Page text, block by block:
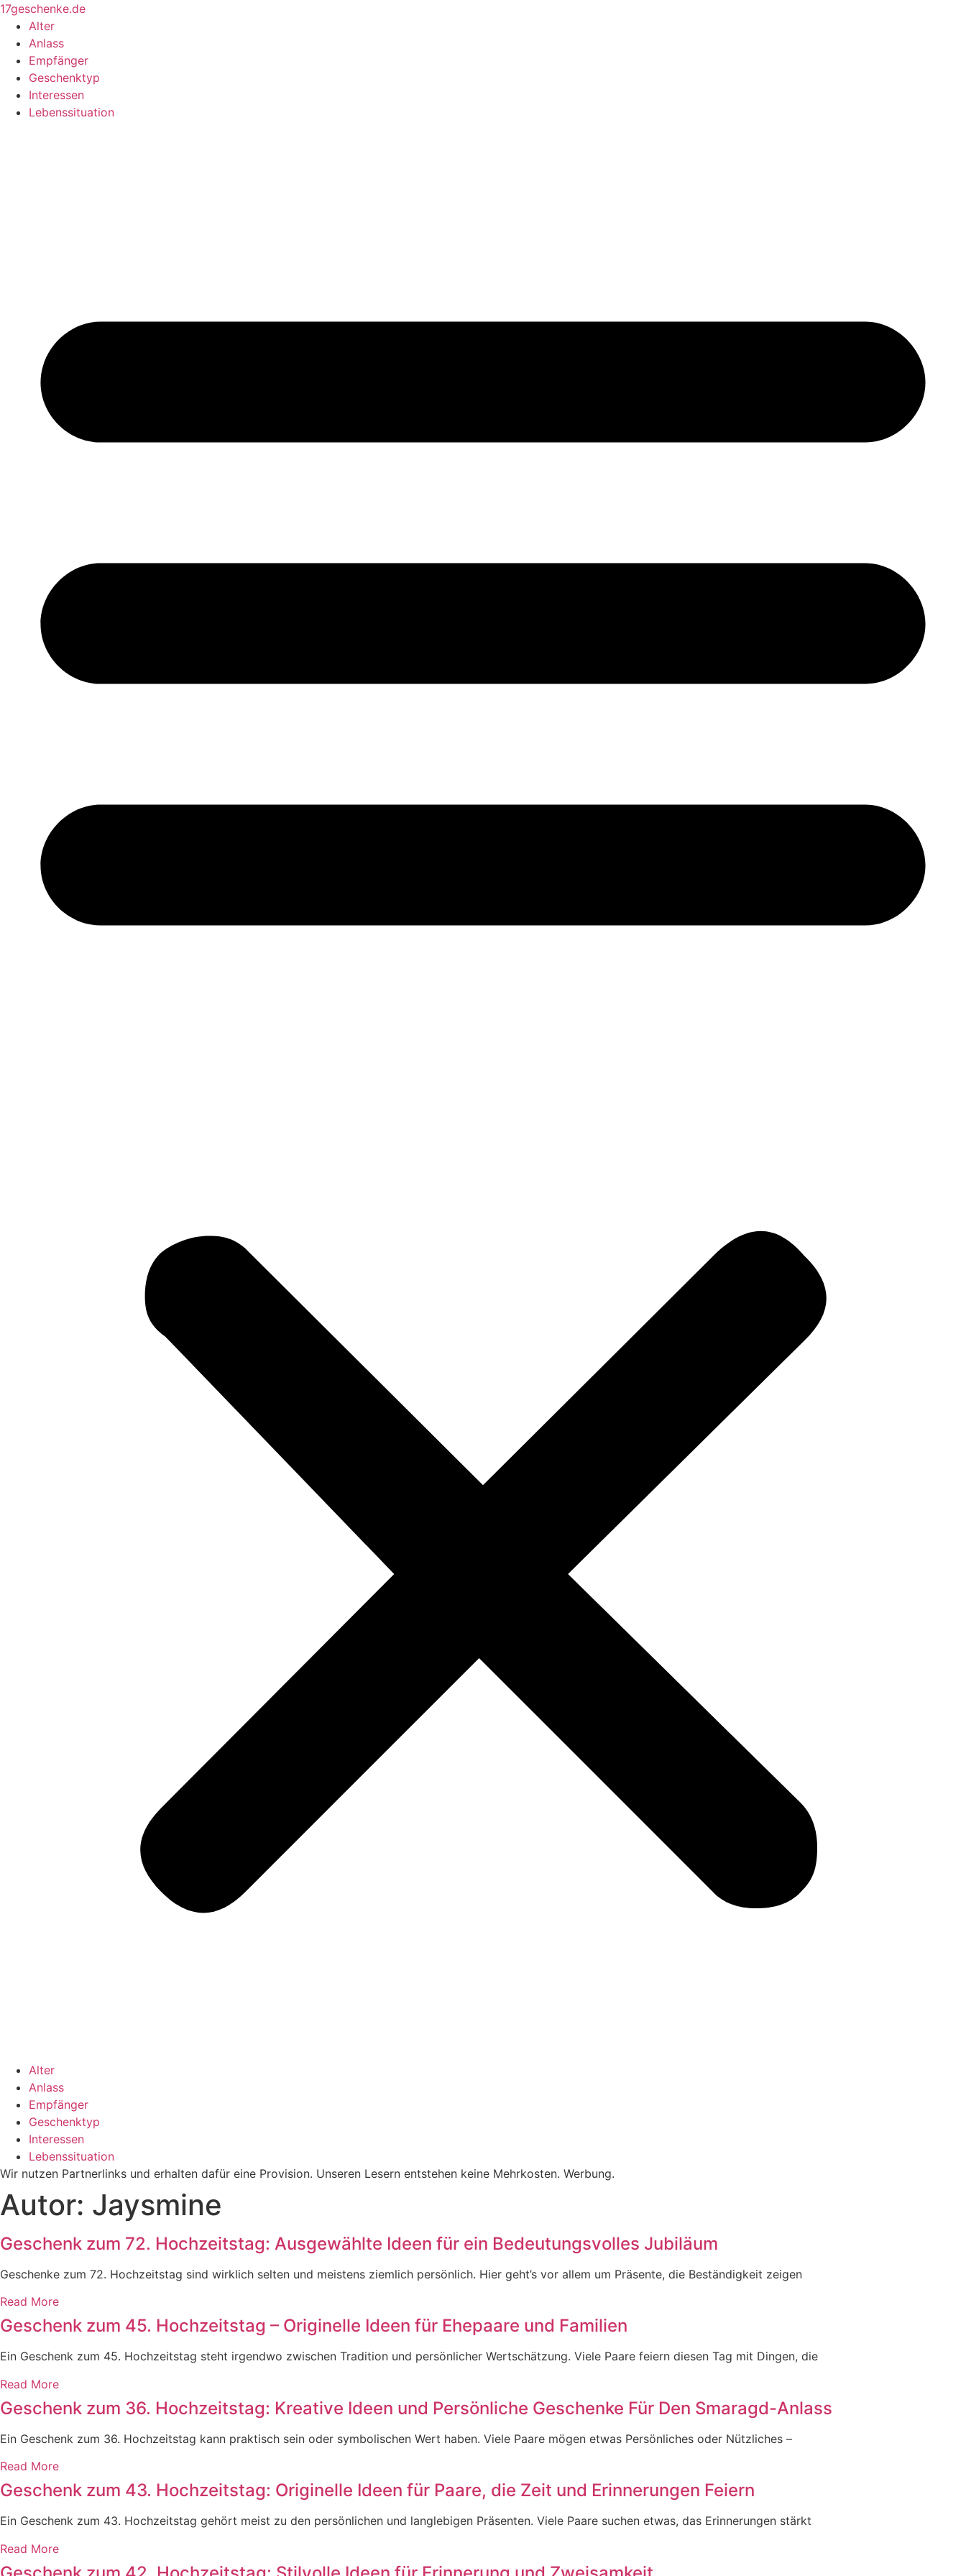
Zum
Inhalt
springen
17geschenke.de
Alter
Anlass
Empfänger
Geschenktyp
Interessen
Lebenssituation
Alter
Anlass
Empfänger
Geschenktyp
Interessen
Lebenssituation
Wir nutzen Partnerlinks und erhalten dafür eine Provision. Unseren Lesern entstehen keine Mehrkosten. Werbung.
Autor: Jaysmine
Geschenk zum 72. Hochzeitstag: Ausgewählte Ideen für ein Bedeutungsvolles Jubiläum
Geschenke zum 72. Hochzeitstag sind wirklich selten und meistens ziemlich persönlich. Hier geht’s vor allem um Präsente, die Beständigkeit zeigen
Read More
Geschenk zum 45. Hochzeitstag – Originelle Ideen für Ehepaare und Familien
Ein Geschenk zum 45. Hochzeitstag steht irgendwo zwischen Tradition und persönlicher Wertschätzung. Viele Paare feiern diesen Tag mit Dingen, die
Read More
Geschenk zum 36. Hochzeitstag: Kreative Ideen und Persönliche Geschenke Für Den Smaragd-Anlass
Ein Geschenk zum 36. Hochzeitstag kann praktisch sein oder symbolischen Wert haben. Viele Paare mögen etwas Persönliches oder Nützliches –
Read More
Geschenk zum 43. Hochzeitstag: Originelle Ideen für Paare, die Zeit und Erinnerungen Feiern
Ein Geschenk zum 43. Hochzeitstag gehört meist zu den persönlichen und langlebigen Präsenten. Viele Paare suchen etwas, das Erinnerungen stärkt
Read More